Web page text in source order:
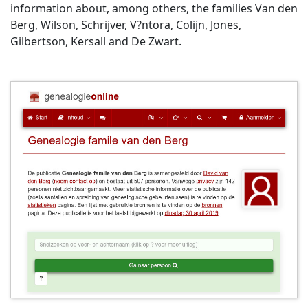
information about, among others, the families Van den
Berg, Wilson, Schrijver, V?ntora, Colijn, Jones,
Gilbertson, Kersall and De Zwart.